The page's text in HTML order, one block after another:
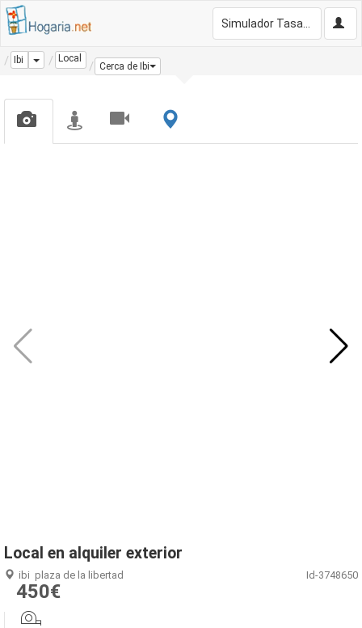
Ibi Dropdown
Local
Cerca de Ibi
Local en alquiler exterior
ibi plaza de la libertad Id-3748650
450€